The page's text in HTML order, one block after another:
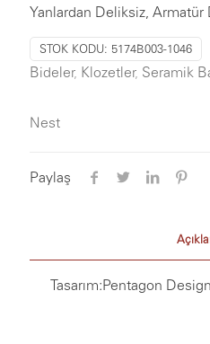
Yanlardan Deliksiz, Armatür
STOK KODU: 5174B003-1046
Bideler, Klozetler, Seramik
Nest
Paylaş
Tasarım:Pentagon Design